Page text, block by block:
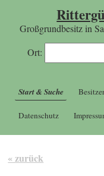
Großgrundbesitz in
Ort:
Start & Suche
Datenschutz
« zurück